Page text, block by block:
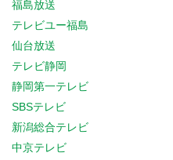
福島放送
テレビユー福島
仙台放送
テレビ静岡
静岡第一テレビ
SBSテレビ
新潟総合テレビ
中京テレビ